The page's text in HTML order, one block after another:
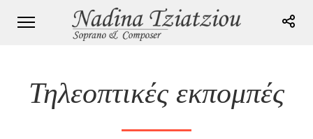
Τηλεοπτικές εκπομπές